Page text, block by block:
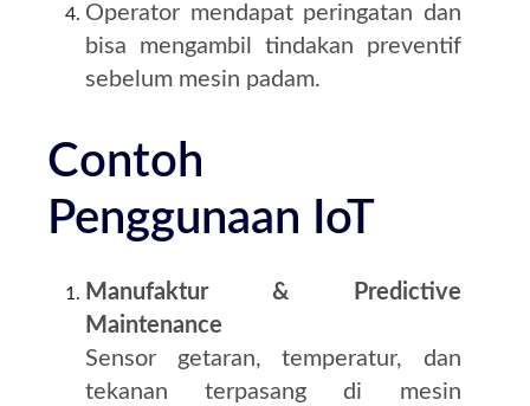
Operator mendapat peringatan dan
bisa mengambil tindakan preventif
sebelum mesin padam.
Contoh
Penggunaan IoT
Manufaktur & Predictive
Maintenance
Sensor getaran, temperatur, dan
tekanan terpasang di mesin